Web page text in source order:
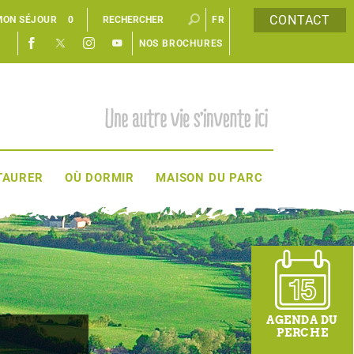
CONTACT
EN
FR
SÉJOUR 0
NOS BROCHURES
OÙ DORMIR MAISON DU PARC
AGENDA DU
PERCHE